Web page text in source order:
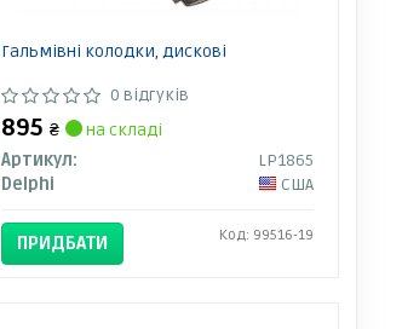
Гальмівні колодки, дискові
0 відгуків
895₴
на складі
Артикул:
LP1865
Delphi
США
ПРИДБАТИ Код: 99516-19